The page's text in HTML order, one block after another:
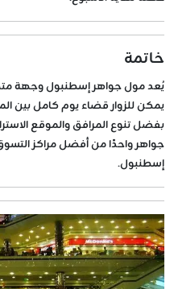
خاتمة
يُعد مول جواهر إسطنبول وجهة
يمكن للزوار قضاء يوم كامل بين
بفضل تنوع المرافق والموقع
جواهر واحدًا من أفضل مراكز التسوق
إسطنبول.